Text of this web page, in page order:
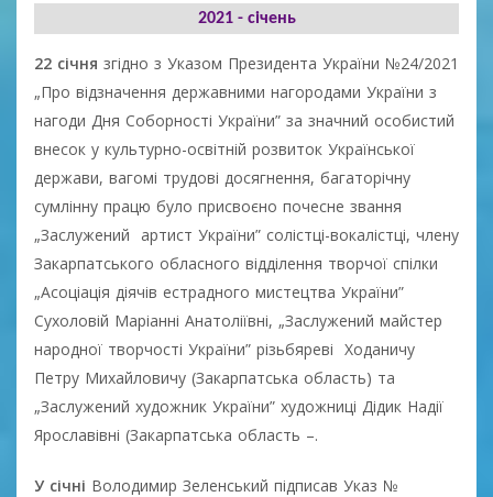
2021 - січень
22 січня згідно з Указом Президента України №24/2021
„Про відзначення державними нагородами України з
нагоди Дня Соборності України” за значний особистий
внесок у культурно-освітній розвиток Української
держави, вагомі трудові досягнення, багаторічну
сумлінну працю було присвоєно почесне звання
„Заслужений артист України” солістці-вокалістці, члену
Закарпатського обласного відділення творчої спілки
„Асоціація діячів естрадного мистецтва України”
Сухоловій Маріанні Анатоліївні, „Заслужений майстер
народної творчості України” різьбяреві Ходаничу
Петру Михайловичу (Закарпатська область) та
„Заслужений художник України” художниці Дідик Надії
Ярославівні (Закарпатська область –.
У січні Володимир Зеленський підписав Указ №